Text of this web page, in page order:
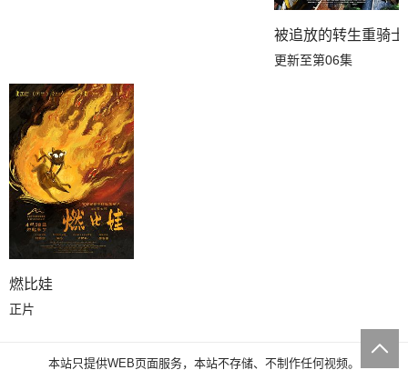
被追放的转生重骑
更新至第06集
燃比娃
正片
本站只提供WEB页面服务，本站不存储、不制作任何视频。